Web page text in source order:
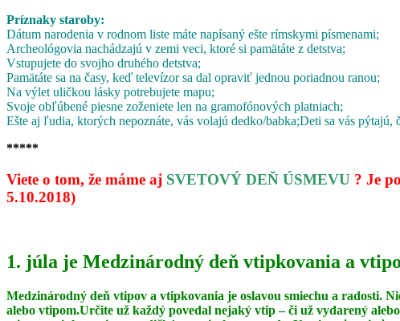
Príznaky staroby:
Dátum narodenia v rodnom liste máte napísaný ešte rímskymi písmenami;
Archeológovia nachádzajú v zemi veci, ktoré si pamätáte z detstva;
Vstupujete do svojho druhého detstva;
Pamätáte sa na časy, keď televízor sa dal opraviť jednou poriadnou ranou;
Na výlet uličkou lásky potrebujete mapu;
Svoje obľúbené piesne zoženiete len na gramofónových platniach;
Ešte aj ľudia, ktorých nepoznáte, vás volajú dedko/babka;Deti sa vás pýtajú,
*****
Viete o tom, že máme aj SVETOVÝ DEŇ ÚSMEVU ? Je
5.10.2018)
1. júla je Medzinárodný deň vtipkovania a
Medzinárodný deň vtipov a vtipkovania je oslavou smiechu a radosti.
alebo vtipom.Určite už každý povedal nejaký vtip – či už vydarený